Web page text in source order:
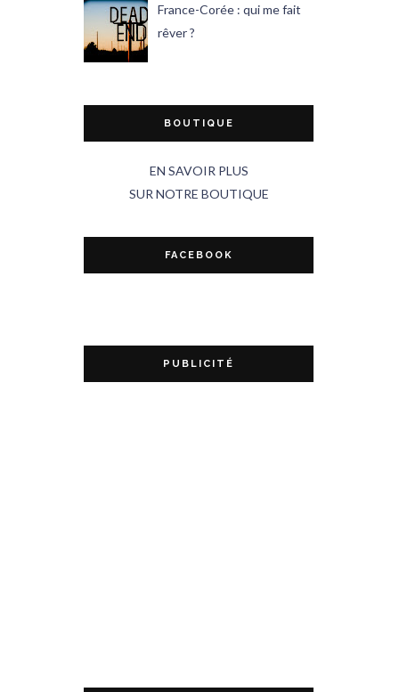
France-Corée : qui me fait
rêver ?
BOUTIQUE
EN SAVOIR PLUS
SUR NOTRE BOUTIQUE
FACEBOOK
PUBLICITÉ